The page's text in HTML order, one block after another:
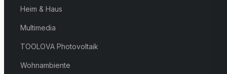
Heim & Haus
Multimedia
TOOLOVA Photovoltaik
Wohnambiente